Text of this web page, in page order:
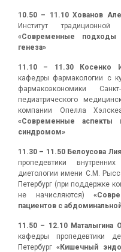
10.50 – 11.10Хованов
Институт
«Современные подходы
генеза»
11.10 – 11.30 Косенко
кафедры фармакологии с
фармакоэкономики Санкт-
педиатрического
компании Опелла
«Современные аспекты
синдромом»
11.30 – 11.50 Белоусова
пропедевтики
диетологии имени С.М.
Петербург (при поддержке
не начисляются)
пациентов с
11.50 – 12.10 Маталыгина
кафедры пропедевтики
Петербург«Кишечный